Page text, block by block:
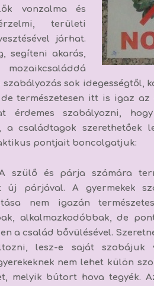
vonzalma és
területi
járhat.
segíteni akarás,
sok idegességtől,
természetesen itt is igaz
érdemes szabályozni,
családtagok szerethetőek
pontjait boncolgatjuk:
szülő és párja számára
új párjával. A gyermekek
nem igazán
alkalmazkodóbbak, de
a család bővülésével.
lesz-e saját szobájuk
nem lehet külön
melyik bútort hova tegyék.